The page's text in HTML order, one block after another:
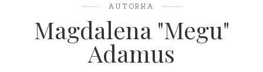
AUTORKA
Magdalena "Megu"
Adamus